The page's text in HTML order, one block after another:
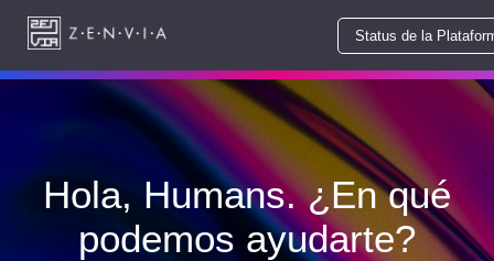
Status de la
Hola, Humans. ¿En qué
podemos ayudarte?